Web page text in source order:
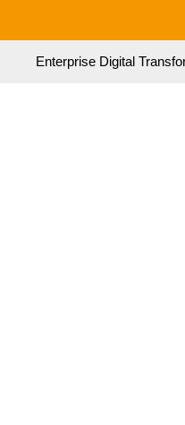
Enterprise Digital